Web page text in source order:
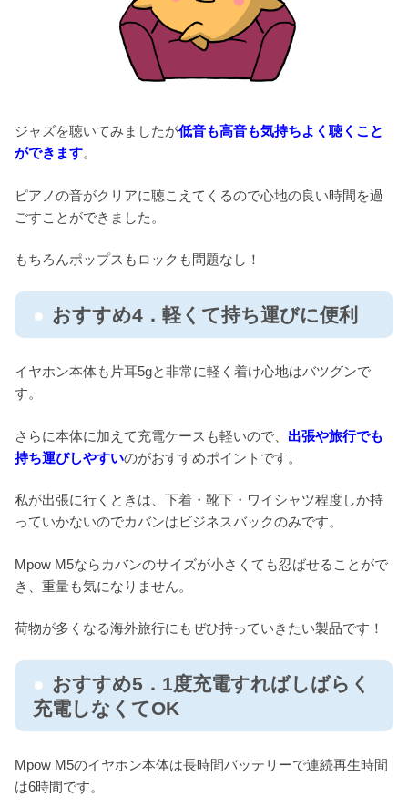
ジャズを聴いてみましたが低音も高音も気持ちよく聴くこと
ができます。
ピアノの音がクリアに聴こえてくるので心地の良い時間を過
ごすことができました。
もちろんポップスもロックも問題なし！
おすすめ4．軽くて持ち運びに便利
イヤホン本体も片耳5gと非常に軽く着け心地はバツグンで
す。
さらに本体に加えて充電ケースも軽いので、 出張や旅行でも
持ち運びしやすいのがおすすめポイントです。
私が出張に行くときは、下着・靴下・ワイシャツ程度しか持
っていかないのでカバンはビジネスバックのみです。
Mpow M5ならカバンのサイズが小さくても忍ばせることがで
き、重量も気になりません。
荷物が多くなる海外旅行にもぜひ持っていきたい製品です！
おすすめ5．1度充電すればしばらく
充電しなくてOK
Mpow M5のイヤホン本体は長時間バッテリーで連続再生時間
は6時間です。